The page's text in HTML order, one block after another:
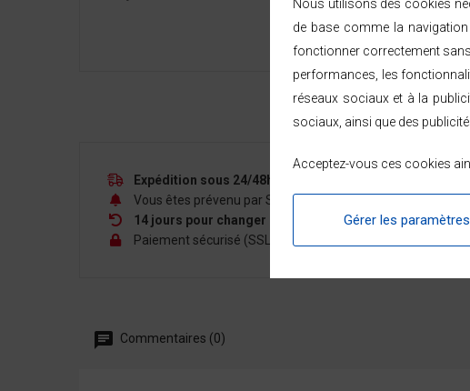
Expédition sous 24/48h
Vous êtes prévenu par SMS ou e-mail à chaque étape de
14 jours pour changer d'avis
à compter de la réception
Paiement sécurisé (SSL, 3D Secure) — CB, PayPal, ou en
Commentaires (0)
Nous utilisons des cookies
de base comme la
fonctionner correctement
performances, les
réseaux sociaux et à la
sociaux, ainsi que des
Acceptez-vous ces cookies
Gérer les paramètres